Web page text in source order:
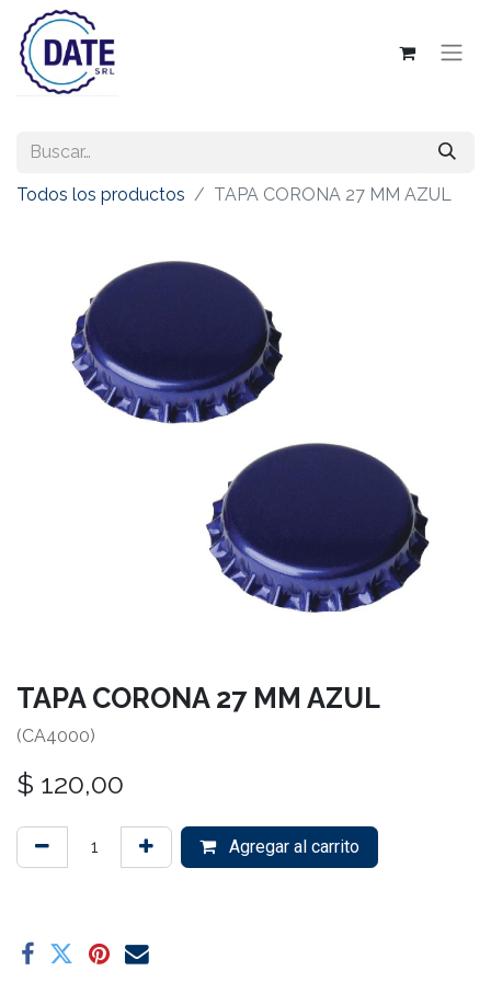
Todos los productos TAPA CORONA 27 MM AZUL
TAPA CORONA 27 MM AZUL
(CA4000)
$ 120,00
Agregar al carrito